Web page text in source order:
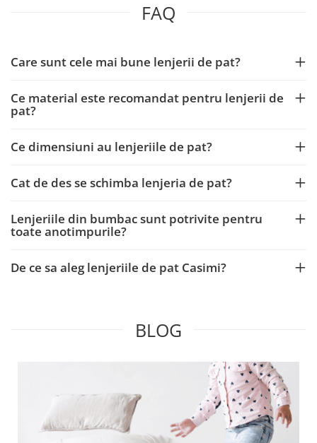
FAQ
Care sunt cele mai bune lenjerii de pat?
Ce material este recomandat pentru lenjerii de
pat?
Ce dimensiuni au lenjeriile de pat?
Cat de des se schimba lenjeria de pat?
Lenjeriile din bumbac sunt potrivite pentru
toate anotimpurile?
De ce sa aleg lenjeriile de pat Casimi?
BLOG